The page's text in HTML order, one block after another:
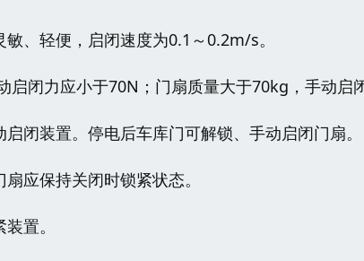
敏、轻便，启闭速度为0.1～0.2m/s。
启闭力应小于70N；门扇质量大于70kg，手动启
启闭装置。停电后车库门可解锁、手动启闭门扇。
应保持关闭时锁紧状态。
置。